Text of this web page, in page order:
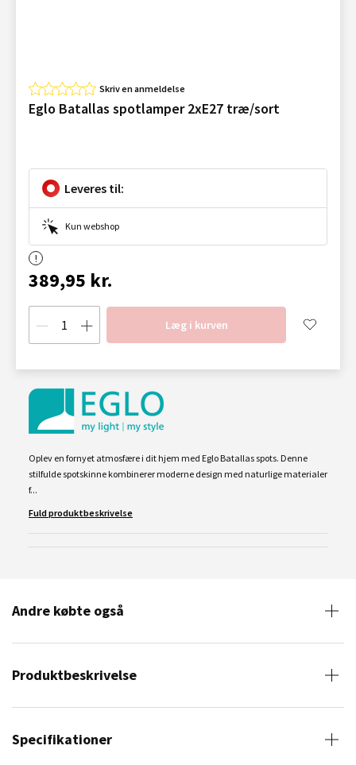
Skriv en anmeldelse
Eglo Batallas spotlamper 2xE27 træ/sort
Leveres til:
Kun webshop
389,95 kr.
Læg i kurven
Oplev en fornyet atmosfære i dit hjem med Eglo Batallas spots. Denne
stilfulde spotskinne kombinerer moderne design med naturlige materialer
f...
Fuld produktbeskrivelse
Andre købte også
Produktbeskrivelse
Specifikationer